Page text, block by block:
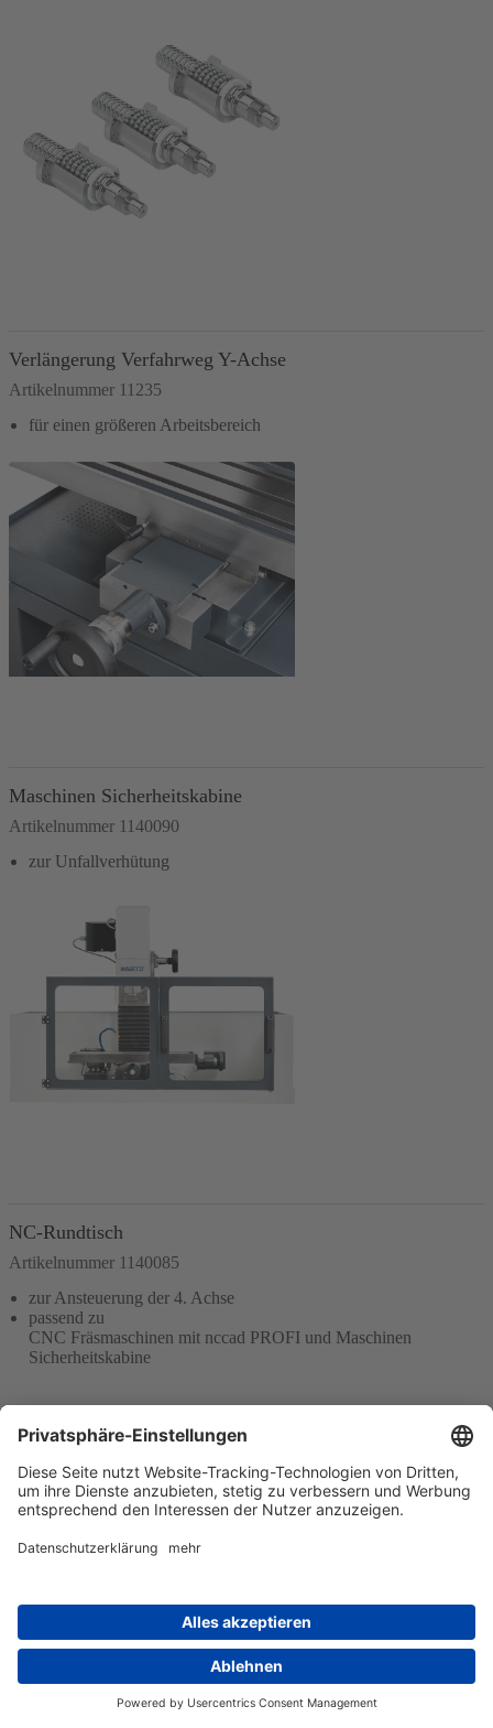
Verlängerung Verfahrweg Y-Achse
Artikelnummer 11235
für einen größeren Arbeitsbereich
Maschinen Sicherheitskabine
Artikelnummer 1140090
zur Unfallverhütung
NC-Rundtisch
Artikelnummer 1140085
zur Ansteuerung der 4. Achse
passend zu
CNC Fräsmaschinen mit nccad PROFI und Maschinen
Sicherheitskabine